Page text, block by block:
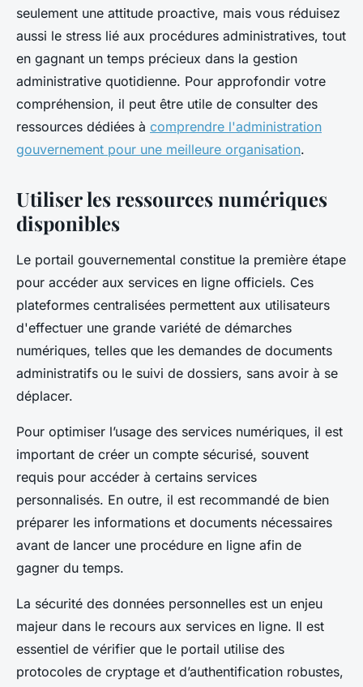
seulement une attitude proactive, mais vous réduisez
aussi le stress lié aux procédures administratives, tout
en gagnant un temps précieux dans la gestion
administrative quotidienne. Pour approfondir votre
compréhension, il peut être utile de consulter des
ressources dédiées à comprendre l'administration
gouvernement pour une meilleure organisation.
Utiliser les ressources numériques
disponibles
Le portail gouvernemental constitue la première étape
pour accéder aux services en ligne officiels. Ces
plateformes centralisées permettent aux utilisateurs
d'effectuer une grande variété de démarches
numériques, telles que les demandes de documents
administratifs ou le suivi de dossiers, sans avoir à se
déplacer.
Pour optimiser l’usage des services numériques, il est
important de créer un compte sécurisé, souvent
requis pour accéder à certains services
personnalisés. En outre, il est recommandé de bien
préparer les informations et documents nécessaires
avant de lancer une procédure en ligne afin de
gagner du temps.
La sécurité des données personnelles est un enjeu
majeur dans le recours aux services en ligne. Il est
essentiel de vérifier que le portail utilise des
protocoles de cryptage et d’authentification robustes,